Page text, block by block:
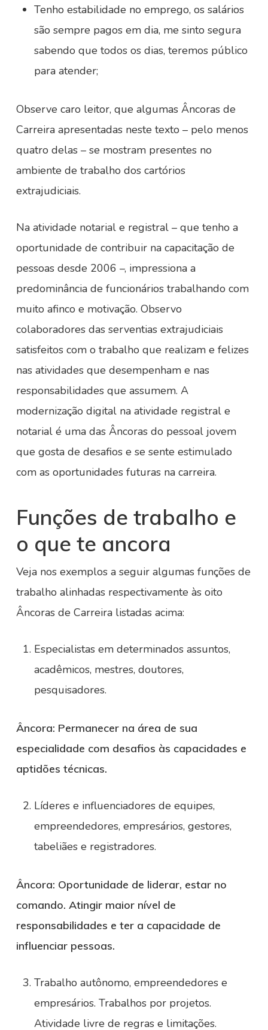
Tenho estabilidade no emprego, os salários
são sempre pagos em dia, me sinto segura
sabendo que todos os dias, teremos público
para atender;
Observe caro leitor, que algumas Âncoras de
Carreira apresentadas neste texto – pelo menos
quatro delas – se mostram presentes no
ambiente de trabalho dos cartórios
extrajudiciais.
Na atividade notarial e registral – que tenho a
oportunidade de contribuir na capacitação de
pessoas desde 2006 –, impressiona a
predominância de funcionários trabalhando com
muito afinco e motivação. Observo
colaboradores das serventias extrajudiciais
satisfeitos com o trabalho que realizam e felizes
nas atividades que desempenham e nas
responsabilidades que assumem. A
modernização digital na atividade registral e
notarial é uma das Âncoras do pessoal jovem
que gosta de desafios e se sente estimulado
com as oportunidades futuras na carreira.
Funções de trabalho e
o que te ancora
Veja nos exemplos a seguir algumas funções de
trabalho alinhadas respectivamente às oito
Âncoras de Carreira listadas acima:
Especialistas em determinados assuntos,
acadêmicos, mestres, doutores,
pesquisadores.
Âncora: Permanecer na área de sua
especialidade com desafios às capacidades e
aptidões técnicas.
Líderes e influenciadores de equipes,
empreendedores, empresários, gestores,
tabeliães e registradores.
Âncora: Oportunidade de liderar, estar no
comando. Atingir maior nível de
responsabilidades e ter a capacidade de
influenciar pessoas.
Trabalho autônomo, empreendedores e
empresários. Trabalhos por projetos.
Atividade livre de regras e limitações.